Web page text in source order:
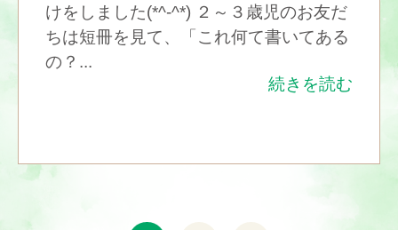
けをしました(*^-^*) ２～３歳児のお友だ
ちは短冊を見て、「これ何て書いてある
の？...
続きを読む